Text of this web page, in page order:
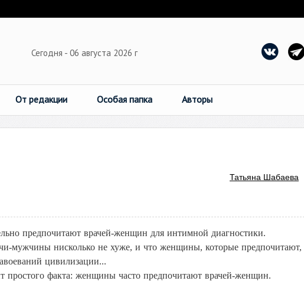
Сегодня - 06 августа 2026 г
От редакции Особая папка Авторы
Татьяна Шабаева
предпочитают врачей-женщин для интимной диагностики.
мужчины нисколько не хуже, и что женщины, которые предпочитают,
цивилизации...
простого факта: женщины часто предпочитают врачей-женщин.